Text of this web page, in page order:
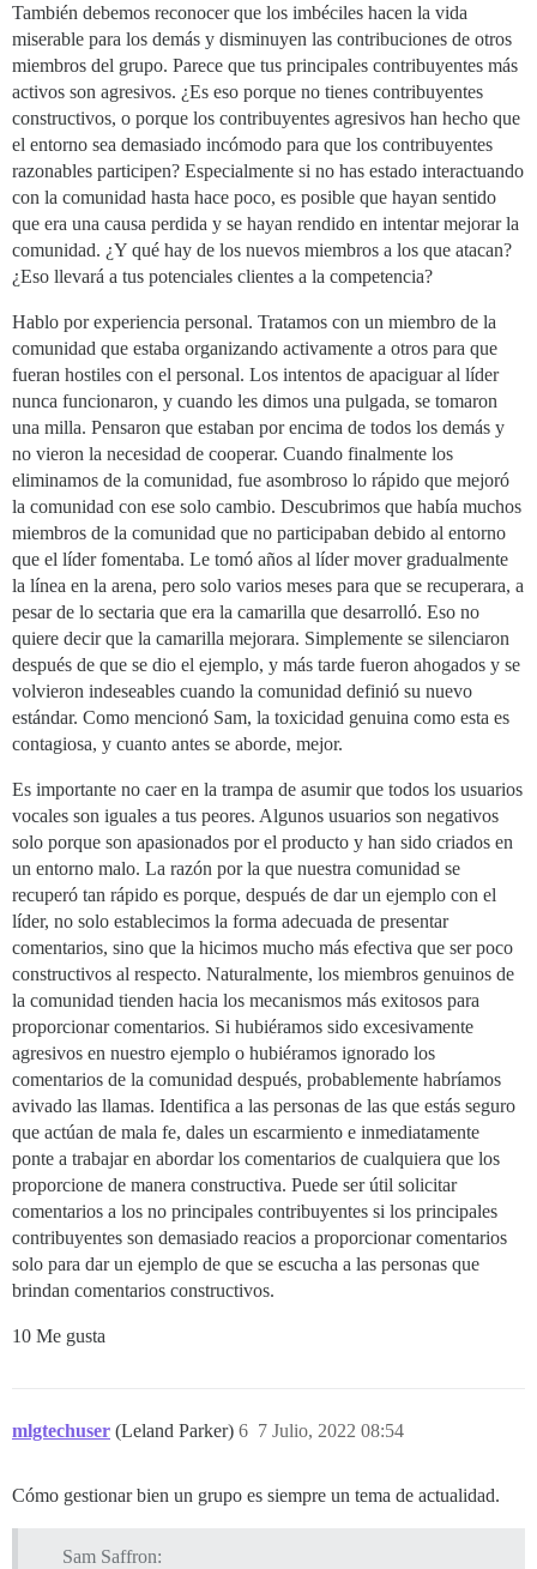
También debemos reconocer que los imbéciles hacen la vida
miserable para los demás y disminuyen las contribuciones de otros
miembros del grupo. Parece que tus principales contribuyentes más
activos son agresivos. ¿Es eso porque no tienes contribuyentes
constructivos, o porque los contribuyentes agresivos han hecho que
el entorno sea demasiado incómodo para que los contribuyentes
razonables participen? Especialmente si no has estado interactuando
con la comunidad hasta hace poco, es posible que hayan sentido
que era una causa perdida y se hayan rendido en intentar mejorar la
comunidad. ¿Y qué hay de los nuevos miembros a los que atacan?
¿Eso llevará a tus potenciales clientes a la competencia?
Hablo por experiencia personal. Tratamos con un miembro de la
comunidad que estaba organizando activamente a otros para que
fueran hostiles con el personal. Los intentos de apaciguar al líder
nunca funcionaron, y cuando les dimos una pulgada, se tomaron
una milla. Pensaron que estaban por encima de todos los demás y
no vieron la necesidad de cooperar. Cuando finalmente los
eliminamos de la comunidad, fue asombroso lo rápido que mejoró
la comunidad con ese solo cambio. Descubrimos que había muchos
miembros de la comunidad que no participaban debido al entorno
que el líder fomentaba. Le tomó años al líder mover gradualmente
la línea en la arena, pero solo varios meses para que se recuperara, a
pesar de lo sectaria que era la camarilla que desarrolló. Eso no
quiere decir que la camarilla mejorara. Simplemente se silenciaron
después de que se dio el ejemplo, y más tarde fueron ahogados y se
volvieron indeseables cuando la comunidad definió su nuevo
estándar. Como mencionó Sam, la toxicidad genuina como esta es
contagiosa, y cuanto antes se aborde, mejor.
Es importante no caer en la trampa de asumir que todos los usuarios
vocales son iguales a tus peores. Algunos usuarios son negativos
solo porque son apasionados por el producto y han sido criados en
un entorno malo. La razón por la que nuestra comunidad se
recuperó tan rápido es porque, después de dar un ejemplo con el
líder, no solo establecimos la forma adecuada de presentar
comentarios, sino que la hicimos mucho más efectiva que ser poco
constructivos al respecto. Naturalmente, los miembros genuinos de
la comunidad tienden hacia los mecanismos más exitosos para
proporcionar comentarios. Si hubiéramos sido excesivamente
agresivos en nuestro ejemplo o hubiéramos ignorado los
comentarios de la comunidad después, probablemente habríamos
avivado las llamas. Identifica a las personas de las que estás seguro
que actúan de mala fe, dales un escarmiento e inmediatamente
ponte a trabajar en abordar los comentarios de cualquiera que los
proporcione de manera constructiva. Puede ser útil solicitar
comentarios a los no principales contribuyentes si los principales
contribuyentes son demasiado reacios a proporcionar comentarios
solo para dar un ejemplo de que se escucha a las personas que
brindan comentarios constructivos.
10 Me gusta
mlgtechuser (Leland Parker) 7 Julio, 2022 08:54
6
Cómo gestionar bien un grupo es siempre un tema de actualidad.
Sam Saffron: